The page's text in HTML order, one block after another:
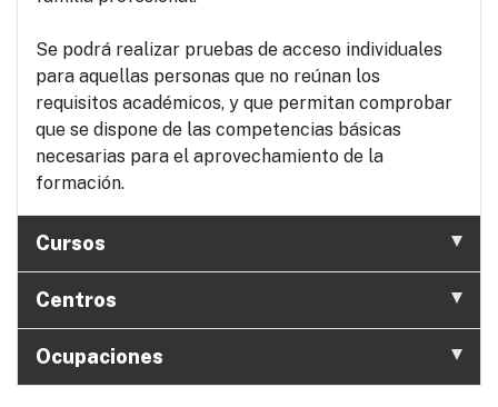
Se podrá realizar pruebas de acceso individuales
para aquellas personas que no reúnan los
requisitos académicos, y que permitan comprobar
que se dispone de las competencias básicas
necesarias para el aprovechamiento de la
formación.
Cursos
Centros
Ocupaciones